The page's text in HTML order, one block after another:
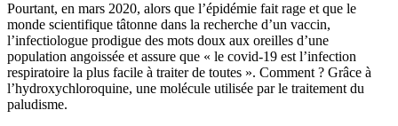
Pourtant, en mars 2020, alors que l’épidémie fait rage et que le
monde scientifique tâtonne dans la recherche d’un vaccin,
l’infectiologue prodigue des mots doux aux oreilles d’une
population angoissée et assure que « le covid-19 est l’infection
respiratoire la plus facile à traiter de toutes ». Comment ? Grâce à
l’hydroxychloroquine, une molécule utilisée par le traitement du
paludisme.